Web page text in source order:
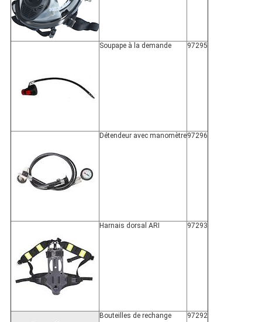
Soupape à la demande 97295
Détendeur avec manomètre97296
Harnais dorsal ARI 97293
Bouteilles de rechange 97292